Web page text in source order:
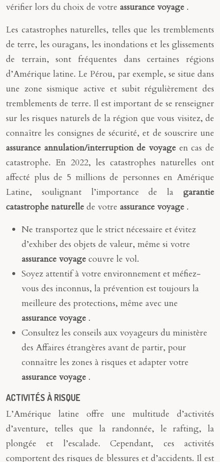
vérifier lors du choix de votre assurance voyage .
Les catastrophes naturelles, telles que les tremblements
de terre, les ouragans, les inondations et les glissements
de terrain, sont fréquentes dans certaines régions
d’Amérique latine. Le Pérou, par exemple, se situe dans
une zone sismique active et subit régulièrement des
tremblements de terre. Il est important de se renseigner
sur les risques naturels de la région que vous visitez, de
connaître les consignes de sécurité, et de souscrire une
assurance annulation/interruption de voyage en cas de
catastrophe. En 2022, les catastrophes naturelles ont
affecté plus de 5 millions de personnes en Amérique
Latine, soulignant l’importance de la garantie
catastrophe naturelle de votre assurance voyage .
Ne transportez que le strict nécessaire et évitez
d’exhiber des objets de valeur, même si votre
assurance voyage couvre le vol.
Soyez attentif à votre environnement et méfiez-
vous des inconnus, la prévention est toujours la
meilleure des protections, même avec une
assurance voyage .
Consultez les conseils aux voyageurs du ministère
des Affaires étrangères avant de partir, pour
connaître les zones à risques et adapter votre
assurance voyage .
ACTIVITÉS À RISQUE
L’Amérique latine offre une multitude d’activités
d’aventure, telles que la randonnée, le rafting, la
plongée et l’escalade. Cependant, ces activités
comportent des risques de blessures et d’accidents. Il est